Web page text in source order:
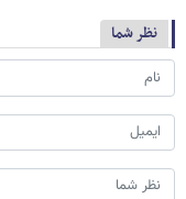
نظر شما